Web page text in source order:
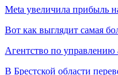
Meta увеличила прибыль
Вот как выглядит самая
Агентство по
В Брестской области